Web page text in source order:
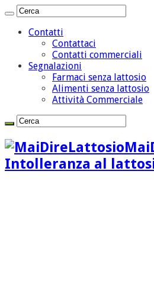
Contatti
Contattaci
Contatti commerciali
Segnalazioni
Farmaci senza lattosio
Alimenti senza lattosio
Attività Commerciale
Intolleranza al